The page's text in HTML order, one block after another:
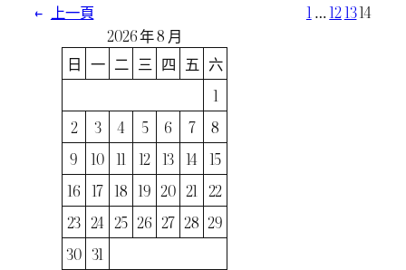
← 上一頁 1…121314
2026 年 8 月
日 一 二 三 四 五 六
1
2
3 4 5 6 7
8
9
10 11 12 13 14 15
16 17 18 19 20 21 22
23 24 25 26 27 28 29
30 31